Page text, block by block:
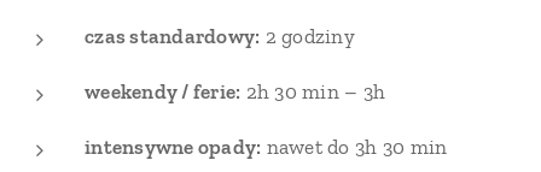
czas standardowy: 2 godziny
weekendy / ferie: 2h 30 min – 3h
intensywne opady: nawet do 3h 30 min